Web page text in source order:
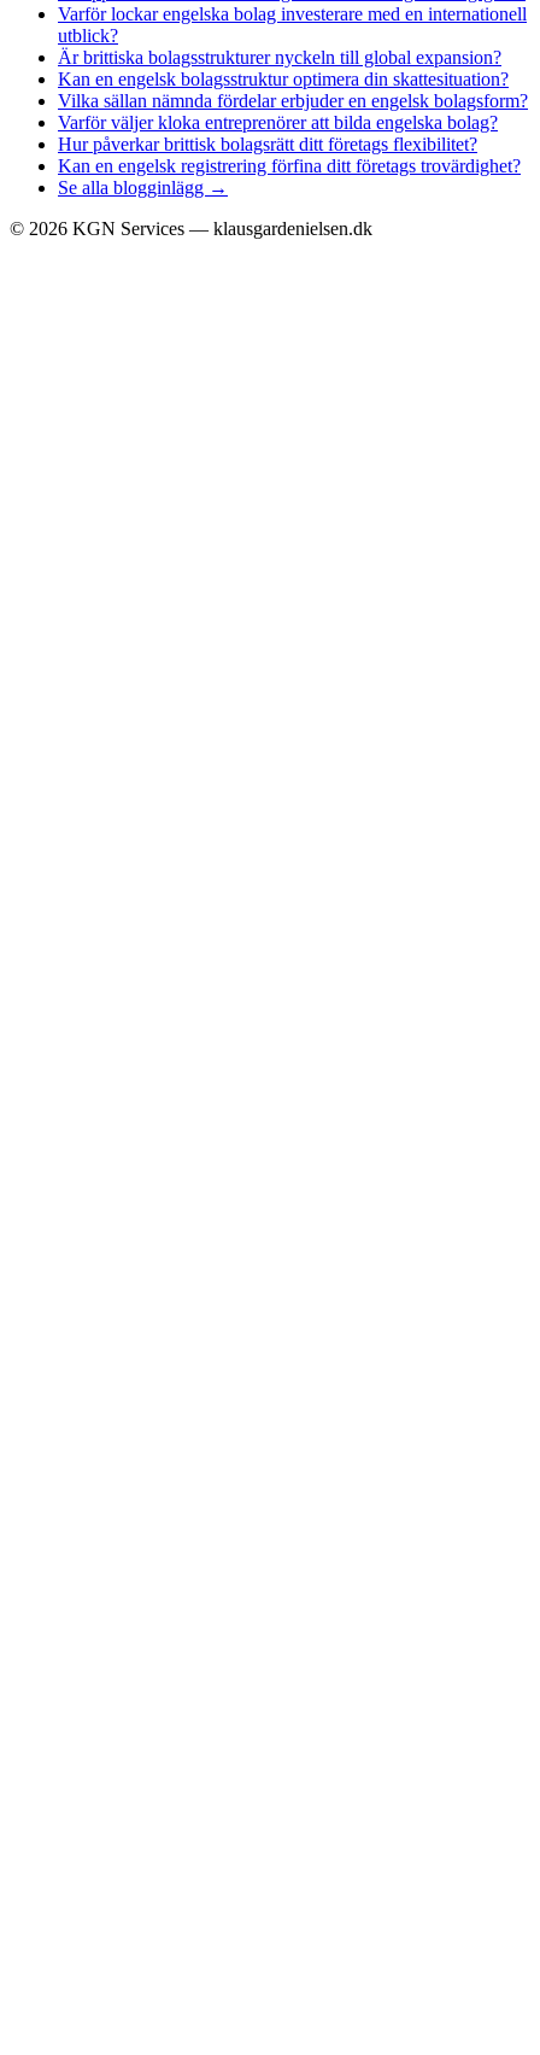
Varför lockar engelska bolag investerare med en internationell
utblick?
Är brittiska bolagsstrukturer nyckeln till global expansion?
Kan en engelsk bolagsstruktur optimera din skattesituation?
Vilka sällan nämnda fördelar erbjuder en engelsk bolagsform?
Varför väljer kloka entreprenörer att bilda engelska bolag?
Hur påverkar brittisk bolagsrätt ditt företags flexibilitet?
Kan en engelsk registrering förfina ditt företags trovärdighet?
Se alla blogginlägg →
© 2026 KGN Services — klausgardenielsen.dk